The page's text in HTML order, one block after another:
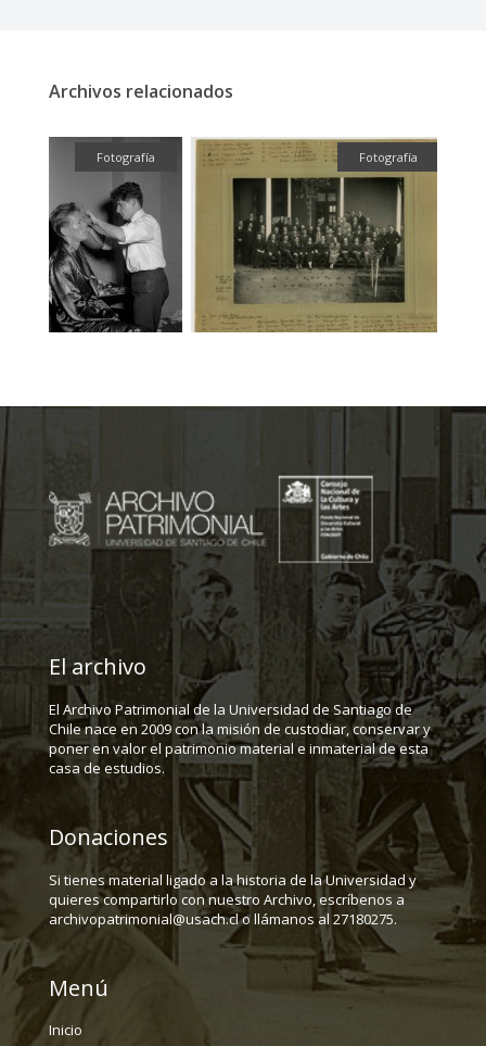
Archivos relacionados
Fotografía Fotografía
El archivo
El Archivo Patrimonial de la Universidad de Santiago de
Chile nace en 2009 con la misión de custodiar, conservar y
poner en valor el patrimonio material e inmaterial de esta
casa de estudios.
Donaciones
Si tienes material ligado a la historia de la Universidad y
quieres compartirlo con nuestro Archivo, escríbenos a
archivopatrimonial@usach.cl o llámanos al 27180275.
Menú
Inicio